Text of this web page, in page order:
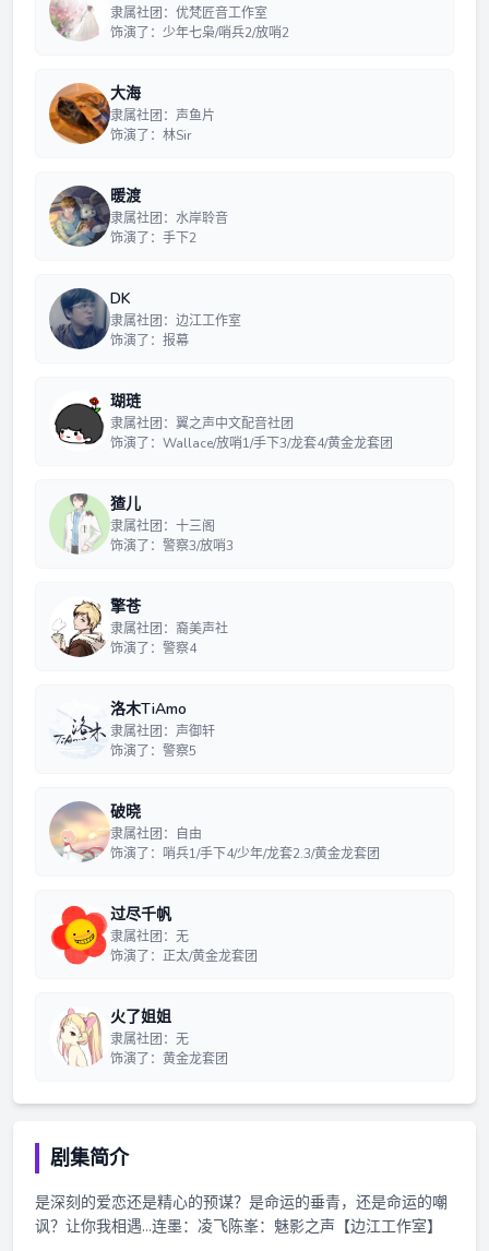
隶属社团：优梵匠音工作室
饰演了：少年七枭/哨兵2/放哨2
大海
隶属社团：声鱼片
饰演了：林Sir
暖渡
隶属社团：水岸聆音
饰演了：手下2
DK
隶属社团：边江工作室
饰演了：报幕
瑚琏
隶属社团：翼之声中文配音社团
饰演了：Wallace/放哨1/手下3/龙套4/黄金龙套团
猹儿
隶属社团：十三阁
饰演了：警察3/放哨3
擎苍
隶属社团：裔美声社
饰演了：警察4
洛木TiAmo
隶属社团：声御轩
饰演了：警察5
破晓
隶属社团：自由
饰演了：哨兵1/手下4/少年/龙套2.3/黄金龙套团
过尽千帆
隶属社团：无
饰演了：正太/黄金龙套团
火了姐姐
隶属社团：无
饰演了：黄金龙套团
剧集简介
是深刻的爱恋还是精心的预谋？是命运的垂青，还是命运的嘲
讽？让你我相遇…连墨：凌飞陈峯：魅影之声【边江工作室】